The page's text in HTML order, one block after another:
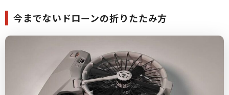
今までないドローンの折りたたみ方